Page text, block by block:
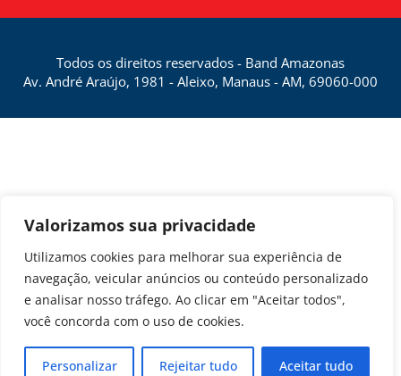
Valorizamos sua privacidade
Utilizamos cookies para melhorar sua experiência de
navegação, veicular anúncios ou conteúdo personalizado
e analisar nosso tráfego. Ao clicar em "Aceitar todos",
você concorda com o uso de cookies.
Personalizar Rejeitar tudo Aceitar tudo
Todos os direitos reservados - Band Amazonas
Av. André Araújo, 1981 - Aleixo, Manaus - AM, 69060-000